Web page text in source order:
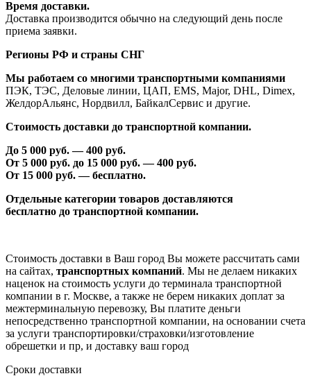
Время доставки.
Доставка производится обычно на следующий день после
приема заявки.
Регионы РФ и страны СНГ
Мы работаем со многими транспортными компаниями
ПЭК, ТЭС, Деловые линии, ЦАП, EMS, Major, DHL, Dimex,
ЖелдорАльянс, Нордвилл, БайкалСервис и другие.
Стоимость доставки до транспортной компании.
До 5 000 руб. —400 руб.
От 5 000 руб. до 15 000 руб. —400 руб.
От 15 000 руб. — бесплатно.
Отдельные категории товаров доставляются
бесплатно до транспортной компании.
Стоимость доставки в Ваш город Вы можете рассчитать сами
на сайтах, транспортных компаний. Мы не делаем никаких
наценок на стоимость услуги до терминала транспортной
компании в г. Москве, а также не берем никаких доплат за
межтерминальную перевозку, Вы платите деньги
непосредственно транспортной компании, на основании счета
за услуги транспортировки/страховки/изготовление
обрешетки и пр, и доставку ваш город
Сроки доставки